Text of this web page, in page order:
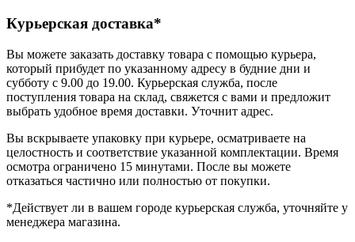
Курьерская доставка*
Вы можете заказать доставку товара с помощью курьера,
который прибудет по указанному адресу в будние дни и
субботу с 9.00 до 19.00. Курьерская служба, после
поступления товара на склад, свяжется с вами и предложит
выбрать удобное время доставки. Уточнит адрес.
Вы вскрываете упаковку при курьере, осматриваете на
целостность и соответствие указанной комплектации. Время
осмотра ограничено 15 минутами. После вы можете
отказаться частично или полностью от покупки.
*Действует ли в вашем городе курьерская служба, уточняйте у
менеджера магазина.